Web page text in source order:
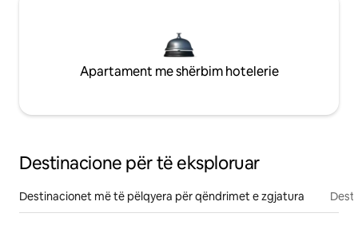
Apartament me shërbim hotelerie
Destinacione për të eksploruar
Destinacionet më të pëlqyera për qëndrimet e zgjatura